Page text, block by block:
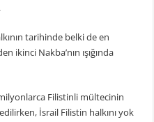
tarihinde belki de en
ikinci Nakba’nın ışığında
Filistinli mültecinin
İsrail Filistin halkını yok